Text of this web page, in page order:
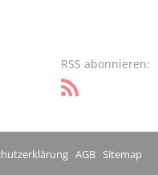
RSS abonnieren:
AGB Sitemap